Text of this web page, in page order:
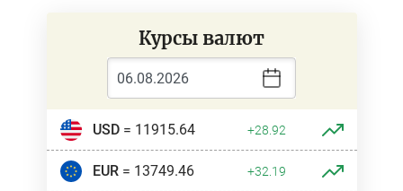
Курсы валют
USD= 11915.64 +28.92
EUR= 13749.46 +32.19